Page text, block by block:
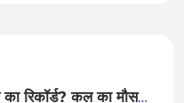
का रिकॉर्ड? कल का मौसम